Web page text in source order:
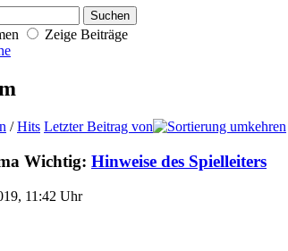
Zeige Beiträge
/Hits Letzter Beitrag von
Wichtig: Hinweise des Spielleiters
11:42 Uhr